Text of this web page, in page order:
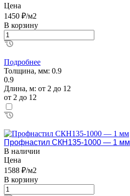
Цена
1450 ₽/м2
В корзину
Подробнее
Толщина, мм: 0.9
0.9
Длина, м: от 2 до 12
от 2 до 12
Профнастил СКН135-1000 — 1 мм
В наличии
Цена
1588 ₽/м2
В корзину